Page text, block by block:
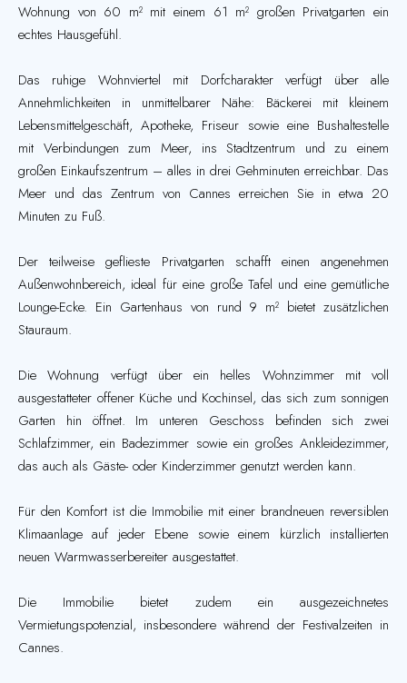
Wohnung von 60 m² mit einem 61 m² großen Privatgarten ein
echtes Hausgefühl.
Das ruhige Wohnviertel mit Dorfcharakter verfügt über alle
Annehmlichkeiten in unmittelbarer Nähe: Bäckerei mit kleinem
Lebensmittelgeschäft, Apotheke, Friseur sowie eine Bushaltestelle
mit Verbindungen zum Meer, ins Stadtzentrum und zu einem
großen Einkaufszentrum – alles in drei Gehminuten erreichbar. Das
Meer und das Zentrum von Cannes erreichen Sie in etwa 20
Minuten zu Fuß.
Der teilweise geflieste Privatgarten schafft einen angenehmen
Außenwohnbereich, ideal für eine große Tafel und eine gemütliche
Lounge-Ecke. Ein Gartenhaus von rund 9 m² bietet zusätzlichen
Stauraum.
Die Wohnung verfügt über ein helles Wohnzimmer mit voll
ausgestatteter offener Küche und Kochinsel, das sich zum sonnigen
Garten hin öffnet. Im unteren Geschoss befinden sich zwei
Schlafzimmer, ein Badezimmer sowie ein großes Ankleidezimmer,
das auch als Gäste- oder Kinderzimmer genutzt werden kann.
Für den Komfort ist die Immobilie mit einer brandneuen reversiblen
Klimaanlage auf jeder Ebene sowie einem kürzlich installierten
neuen Warmwasserbereiter ausgestattet.
Die Immobilie bietet zudem ein ausgezeichnetes
Vermietungspotenzial, insbesondere während der Festivalzeiten in
Cannes.